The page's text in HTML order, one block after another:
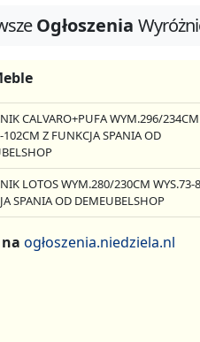
Ogłoszenia
CALVARO+PUFA WYM.296/234CM
102CM Z FUNKCJA SPANIA OD
LOTOS WYM.280/230CM WYS.73-
SPANIA OD DEMEUBELSHOP
ogłoszenia.niedziela.nl